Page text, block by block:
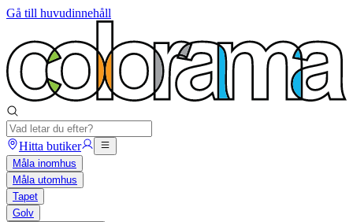
Gå till huvudinnehåll
Hitta butiker
Måla inomhus
Måla utomhus
Tapet
Golv